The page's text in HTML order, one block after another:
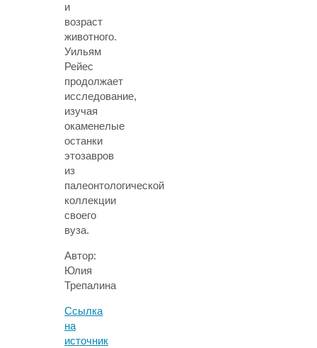
и
возраст
животного.
Уильям
Рейес
продолжает
исследование,
изучая
окаменелые
останки
этозавров
из
палеонтологической
коллекции
своего
вуза.
Автор:
Юлия
Трепалина
Ссылка
на
источник